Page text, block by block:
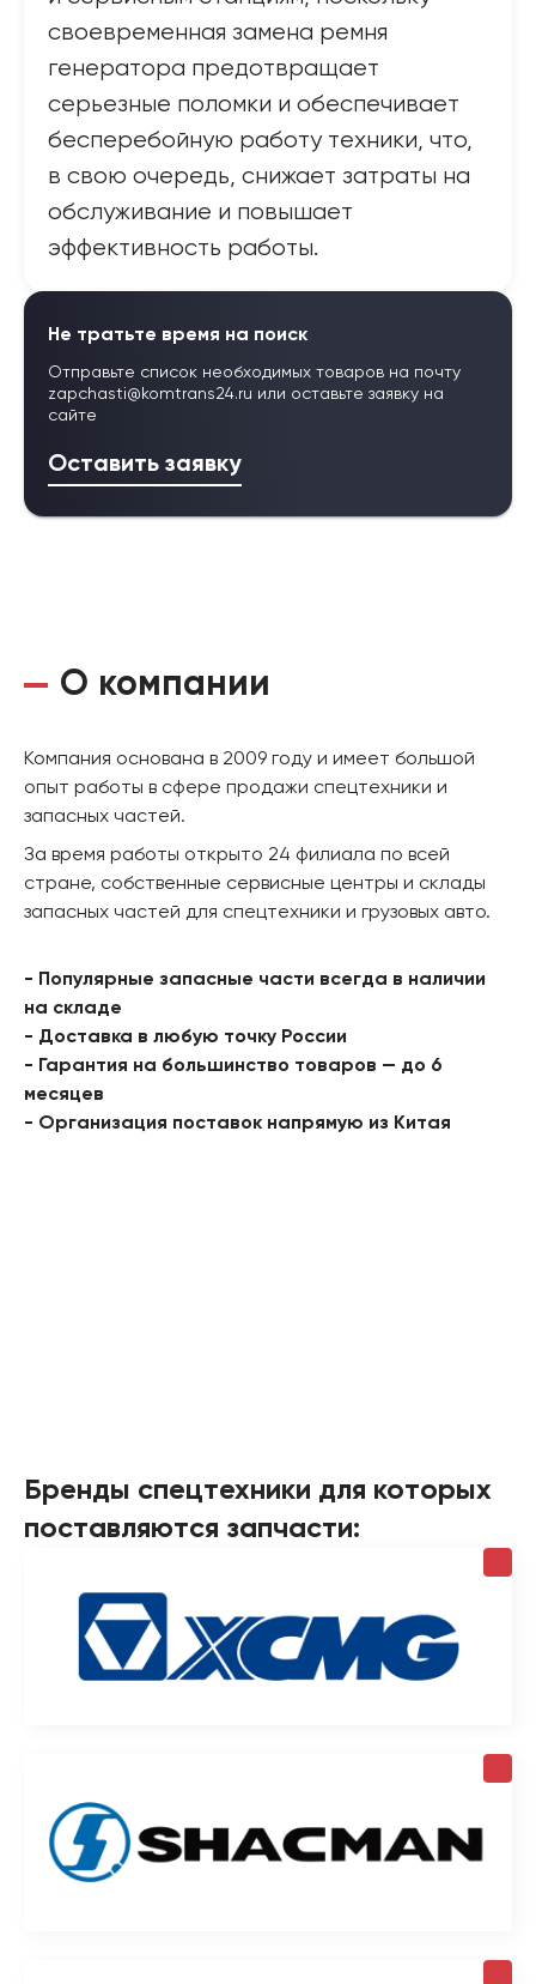
своевременная замена ремня
генератора предотвращает
серьезные поломки и обеспечивает
бесперебойную работу техники, что,
в свою очередь, снижает затраты на
обслуживание и повышает
эффективность работы.
Не тратьте время на поиск
Отправьте список необходимых товаров на почту
zapchasti@komtrans24.ru или оставьте заявку на
сайте
Оставить заявку
О компании
Компания основана в 2009 году и имеет большой
опыт работы в сфере продажи спецтехники и
запасных частей.
За время работы открыто 24 филиала по всей
стране, собственные сервисные центры и склады
запасных частей для спецтехники и грузовых авто.
- Популярные запасные части всегда в наличии
на складе
- Доставка в любую точку России
- Гарантия на большинство товаров — до 6
месяцев
- Организация поставок напрямую из Китая
Бренды спецтехники для которых
поставляются запчасти: